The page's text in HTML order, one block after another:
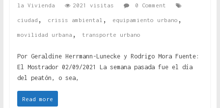
la Vivienda 2021 visitas 0 Comment
ciudad , crisis ambiental , equipamiento urbano ,
movilidad urbana , transporte urbano
Por Geraldine Herrmann-Lunecke y Rodrigo Mora Fuente:
El Mostrador 02/09/2021 La semana pasada fue el día
del peatón, o sea,
Read more